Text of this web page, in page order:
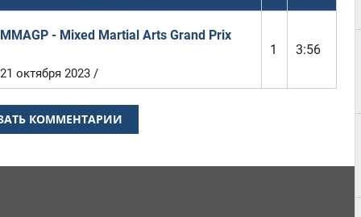
MMAGP - Mixed Martial Arts Grand Prix
1
3:56
21 октября 2023 /
КОММЕНТАРИИ